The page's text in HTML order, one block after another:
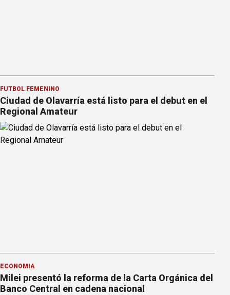
FÚTBOL FEMENINO
Ciudad de Olavarría está listo para el debut en el
Regional Amateur
ECONOMÍA
Milei presentó la reforma de la Carta Orgánica del
Banco Central en cadena nacional